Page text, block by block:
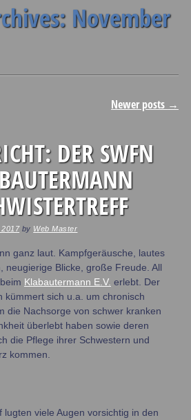
November
Newer posts →
DER SWFN
by Web Master
ganz laut. Kampfgeräusche, lautes
neugierige Blicke, große Freude. All
Klabautermann E.V. erlebt. Der
kümmert sich u.a. um chronisch
die Nachsorge von schwer kranken
überlebt haben sowie deren
die Pflege ihrer Schwestern und
kommen.
lugten viele Augen vorsichtig in den